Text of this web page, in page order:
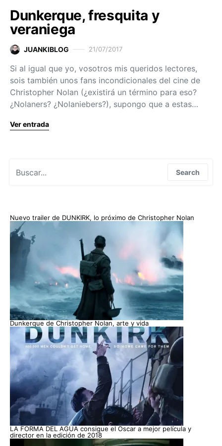
Dunkerque, fresquita y
veraniega
JUANKIBLOG 21/07/2017
Si al igual que yo, vosotros mis queridos lectores,
sois también unos fans incondicionales del cine de
Christopher Nolan (¿existirá un término para eso?
¿Nolaners? ¿Nolaniebers?), supongo que a estas…
Ver entrada
Search
Nuevo trailer de DUNKIRK, lo próximo de Christopher Nolan
Dunkerque de Christopher Nolan, arte y vida
LA FORMA DEL AGUA consigue el Oscar a mejor película y
director en la edición de 2018